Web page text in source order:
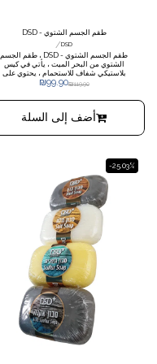
طقم الجسم الشتوي - DSD
DSD
/
طقم الجسم الشتوي - DSD ، طقم الجسم
الشتوي من البحر الميت ، يأتي في كيس
بلاستيكي شفاف للاستحمام ، يحتوي على
علاج لبشرة جسمك: زيت تدليك الجسم زبدة
الميت
₪119.90
₪99.90
أضف إلى السلة
-25.03%